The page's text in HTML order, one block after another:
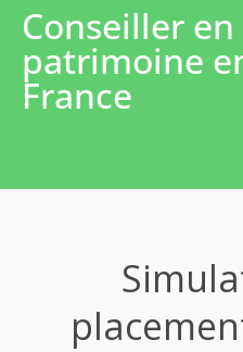
Conseiller
patrimoine
France